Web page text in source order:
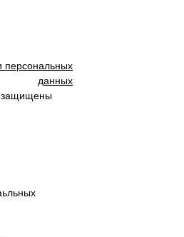
персональных
данных
защищены